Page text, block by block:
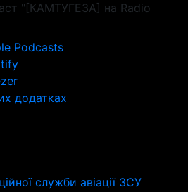
"[КАМТУГЕЗА] на Radio
Podcasts
додатках
служби авіації ЗСУ